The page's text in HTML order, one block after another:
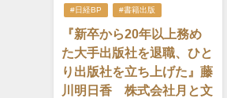
#日経BP #書籍出版
『新卒から20年以上務め
た大手出版社を退職、ひと
り出版社を立ち上げた』藤
川明日香 株式会社月と文